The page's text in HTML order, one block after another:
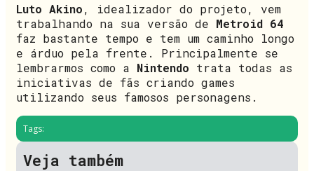
Luto Akino, idealizador do projeto, vem
trabalhando na sua versão de Metroid 64
faz bastante tempo e tem um caminho longo
e árduo pela frente. Principalmente se
lembrarmos como a Nintendo trata todas as
iniciativas de fãs criando games
utilizando seus famosos personagens.
Tags:
Veja também